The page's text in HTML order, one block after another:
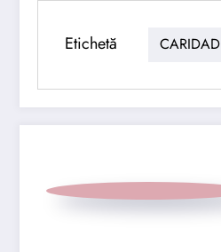
Etichetă CARIDAD